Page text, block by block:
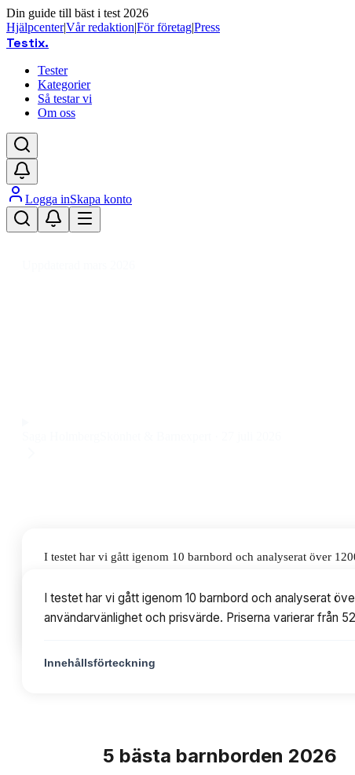
Din guide till bäst i test 2026
Hjälpcenter|Vår redaktion|För företag|Press
Testix.
Tester
Kategorier
Så testar vi
Om oss
Logga inSkapa konto
I testet har vi gått igenom 10 barnbord och analyserat över
Innehållsförteckning
I testet har vi gått igenom 10 barnbord och analyserat
användarvänlighet och prisvärde. Priserna varierar från
Innehållsförteckning
5 bästa barnborden 2026